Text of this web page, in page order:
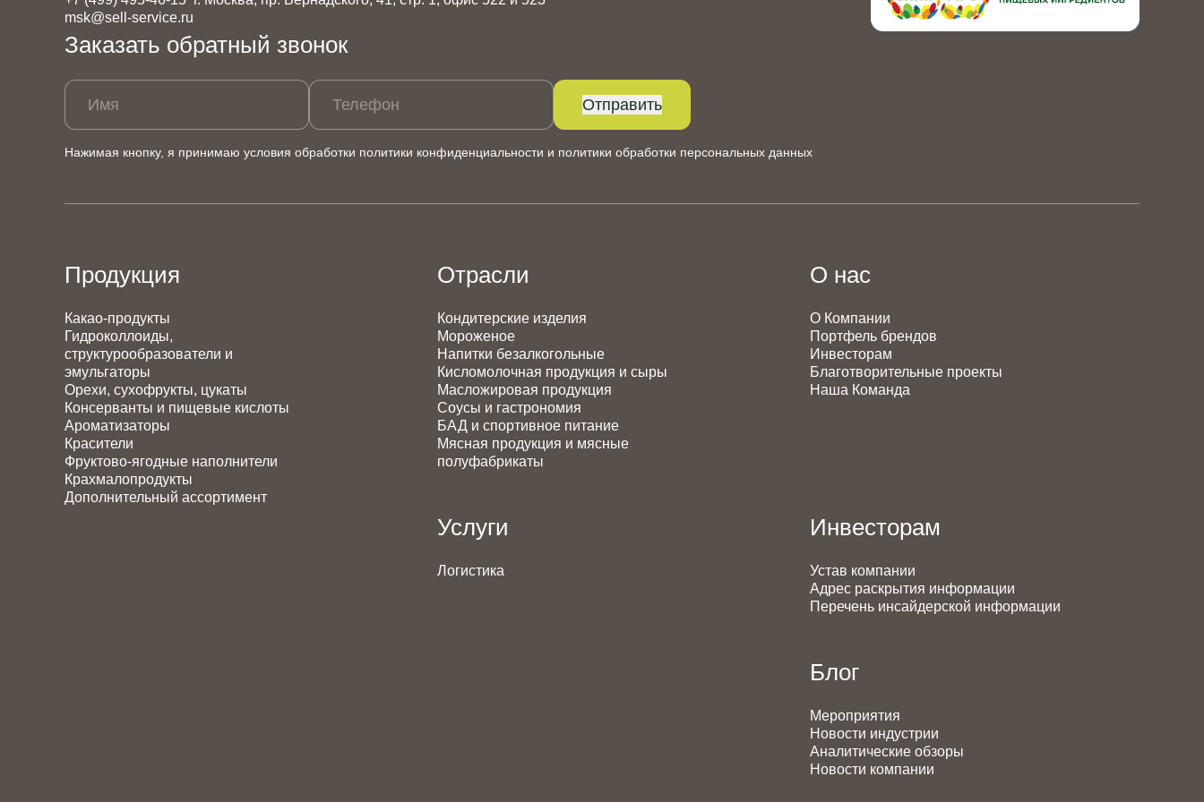
msk@sell-service.ru
Заказать обратный звонок
Имя Телефон Отправить
Нажимая кнопку, я принимаю условия обработки политики конфиденциальности и политики обработки персональных данных
Продукция
Какао-продукты
Гидроколлоиды,
структурообразователи и
эмульгаторы
Орехи, сухофрукты, цукаты
Консерванты и пищевые кислоты
Ароматизаторы
Красители
Фруктово-ягодные наполнители
Крахмалопродукты
Дополнительный ассортимент
Отрасли
Кондитерские изделия
Мороженое
Напитки безалкогольные
Кисломолочная продукция и сыры
Масложировая продукция
Соусы и гастрономия
БАД и спортивное питание
Мясная продукция и мясные
полуфабрикаты
Услуги
Логистика
О нас
О Компании
Портфель брендов
Инвесторам
Благотворительные проекты
Наша Команда
Инвесторам
Устав компании
Адрес раскрытия информации
Перечень инсайдерской информации
Блог
Мероприятия
Новости индустрии
Аналитические обзоры
Новости компании